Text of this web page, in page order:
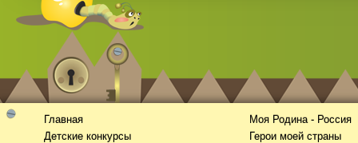
Главная
Детские конкурсы
Моя Родина - Россия
Герои моей страны